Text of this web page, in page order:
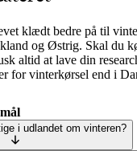
klædt bedre på til
og Østrig. Skal du
altid at lave din
for vinterkørsel end i
i udlandet om vinteren?